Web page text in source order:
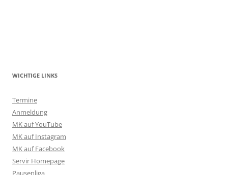
WICHTIGE LINKS
Termine
Anmeldung
MK auf YouTube
MK auf Instagram
MK auf Facebook
Servir Homepage